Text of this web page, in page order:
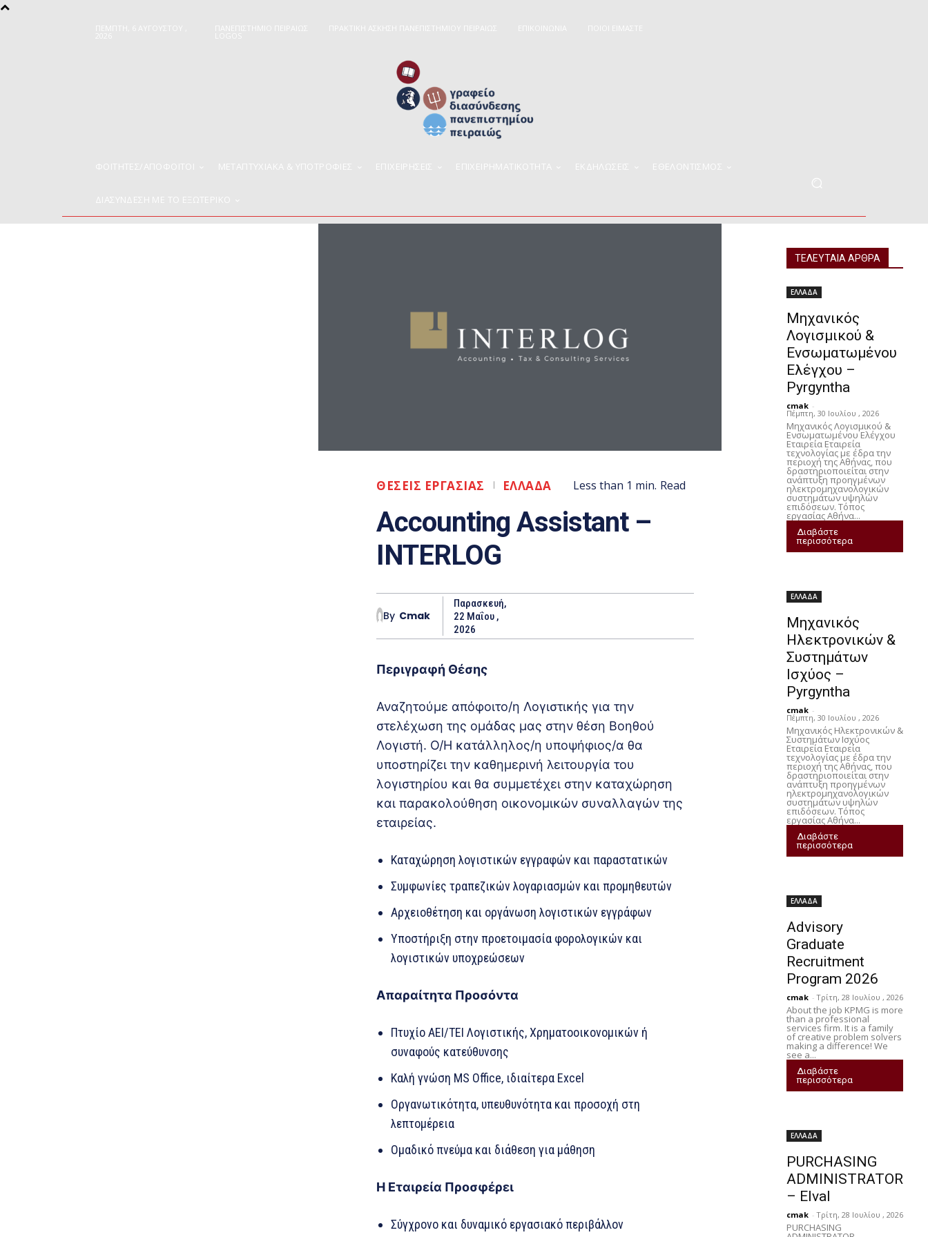
ΠΈΜΠΤΗ, 6 ΑΥΓΟΎΣΤΟΥ , ΠΑΝΕΠΙΣΤΗΜΙΟ ΠΕΙΡΑΙΩΣ ΠΡΑΚΤΙΚΗ ΑΣΚΗΣΗ ΠΑΝΕΠΙΣΤΗΜΙΟΥ ΠΕΙΡΑΙΩΣ ΕΠΙΚΟΙΝΩΝΙΑ ΠΟΙΟΊ ΕΊΜΑΣΤΕ
ΦΟΙΤΗΤΈΣ/ΑΠΌΦΟΙΤΟΙ ΜΕΤΑΠΤΥΧΙΑΚΑ & ΥΠΟΤΡΟΦΙΕΣ ΕΠΙΧΕΙΡΉΣΕΙΣ ΕΠΙΧΕΙΡΗΜΑΤΙΚΌΤΗΤΑ ΕΚΔΗΛΩΣΕΙΣ ΕΘΕΛΟΝΤΙΣΜΟΣ
ΔΙΑΣΥΝΔΕΣΗ ΜΕ ΤΟ ΕΞΩΤΕΡΙΚΟ
ΘΕΣΕΙΣ ΕΡΓΑΣΙΑΣ ΕΛΛΑΔΑ Less than 1 min. Read
Accounting Assistant –
INTERLOG
By Cmak
Παρασκευή,
22 Μαΐου ,
2026
Περιγραφή Θέσης
Αναζητούμε απόφοιτο/η Λογιστικής για την
στελέχωση της ομάδας μας στην θέση Βοηθού
Λογιστή. Ο/Η κατάλληλος/η υποψήφιος/α θα
υποστηρίζει την καθημερινή λειτουργία του
λογιστηρίου και θα συμμετέχει στην καταχώρηση
και παρακολούθηση οικονομικών συναλλαγών της
εταιρείας.
Καταχώρηση λογιστικών εγγραφών και παραστατικών
Συμφωνίες τραπεζικών λογαριασμών και προμηθευτών
Αρχειοθέτηση και οργάνωση λογιστικών εγγράφων
Υποστήριξη στην προετοιμασία φορολογικών και
λογιστικών υποχρεώσεων
Απαραίτητα Προσόντα
Πτυχίο ΑΕΙ/ΤΕΙ Λογιστικής, Χρηματοοικονομικών ή
συναφούς κατεύθυνσης
Καλή γνώση MS Office, ιδιαίτερα Excel
Οργανωτικότητα, υπευθυνότητα και προσοχή στη
λεπτομέρεια
Ομαδικό πνεύμα και διάθεση για μάθηση
Η Εταιρεία Προσφέρει
Σύγχρονο και δυναμικό εργασιακό περιβάλλον
ΤΕΛΕΥΤΑΙΑ ΑΡΘΡΑ
ΕΛΛΑΔΑ
Μηχανικός
Λογισμικού &
Ενσωματωμένου
Ελέγχου –
Pyrgyntha
cmak -
Πέμπτη, 30 Ιουλίου , 2026
Μηχανικός Λογισμικού &
Ενσωματωμένου Ελέγχου
Εταιρεία Εταιρεία
τεχνολογίας με έδρα την
περιοχή της Αθήνας, που
δραστηριοποιείται στην
ανάπτυξη προηγμένων
ηλεκτρομηχανολογικών
συστημάτων υψηλών
επιδόσεων. Τόπος
εργασίας Αθήνα...
Διαβάστε
περισσότερα
ΕΛΛΑΔΑ
Μηχανικός
Ηλεκτρονικών &
Συστημάτων
Ισχύος –
Pyrgyntha
cmak -
Πέμπτη, 30 Ιουλίου , 2026
Μηχανικός Ηλεκτρονικών &
Συστημάτων Ισχύος
Εταιρεία Εταιρεία
τεχνολογίας με έδρα την
περιοχή της Αθήνας, που
δραστηριοποιείται στην
ανάπτυξη προηγμένων
ηλεκτρομηχανολογικών
συστημάτων υψηλών
επιδόσεων. Τόπος
εργασίας Αθήνα...
Διαβάστε
περισσότερα
ΕΛΛΑΔΑ
Advisory
Graduate
Recruitment
Program 2026
cmak - Τρίτη, 28 Ιουλίου , 2026
About the job KPMG is more
than a professional
services firm. It is a family
of creative problem solvers
making a difference! We
see a...
Διαβάστε
περισσότερα
ΕΛΛΑΔΑ
PURCHASING
ADMINISTRATOR
– Elval
cmak - Τρίτη, 28 Ιουλίου , 2026
PURCHASING